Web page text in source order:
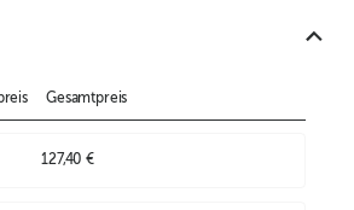
Gesamtpreis
127,40 €